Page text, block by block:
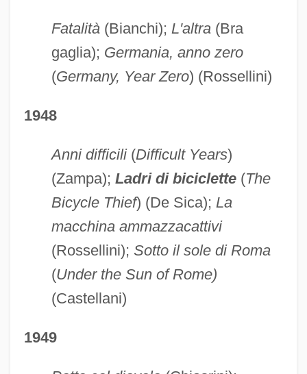
Fatalità(Bianchi); L'altra(Bra
gaglia); Germania, anno zero
(Germany, Year Zero) (Rossellini)
1948
Anni difficili(Difficult Years)
(Zampa); Ladri di biciclette (The
Bicycle Thief) (De Sica); La
macchina ammazzacattivi
(Rossellini); Sotto il sole di Roma
(Under the Sun of Rome)
(Castellani)
1949